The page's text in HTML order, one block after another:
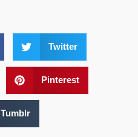
Twitter
Pinterest
Tumblr